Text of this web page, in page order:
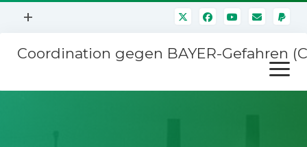
Menü
+
Mitmachen
Coordination gegen BAYER-Gefahren
Menü
öffnen